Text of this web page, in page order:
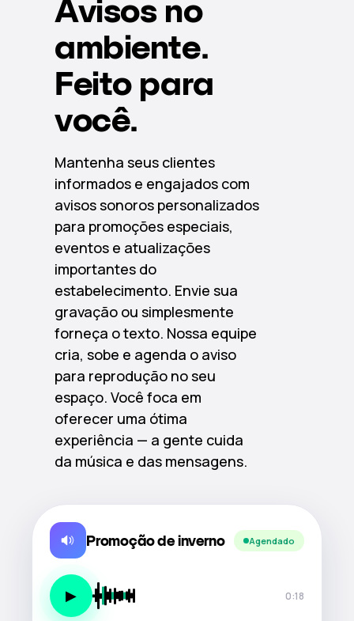
Avisos no
ambiente.
Feito para
você.
Mantenha seus clientes
informados e engajados com
avisos sonoros personalizados
para promoções especiais,
eventos e atualizações
importantes do
estabelecimento. Envie sua
gravação ou simplesmente
forneça o texto. Nossa equipe
cria, sobe e agenda o aviso
para reprodução no seu
espaço. Você foca em
oferecer uma ótima
experiência — a gente cuida
da música e das mensagens.
Promoção de inverno Agendado
▶ 0:18